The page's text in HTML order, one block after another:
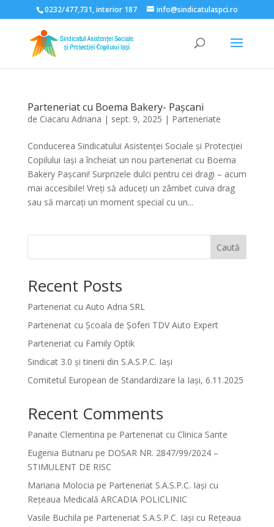
Deschide bara de unelte
0232/477,731, interior 187 info@sindicatulaspci.ro
Parteneriat cu Boema Bakery- Pașcani
de Ciacaru Adriana | sept. 9, 2025 | Parteneriate
Conducerea Sindicatului Asistenței Sociale și Protecției
Copilului Iași a încheiat un nou parteneriat cu Boema
Bakery Pașcani! Surprizele dulci pentru cei dragi – acum
mai accesibile! Vreți să aduceți un zâmbet cuiva drag
sau să marcați un moment special cu un...
Caută
Recent Posts
Parteneriat cu Auto Adria SRL
Parteneriat cu Școala de Șoferi TDV Auto Expert
Parteneriat cu Family Optik
Sindicat 3.0 și tinerii din S.A.S.P.C. Iași
Comitetul European de Standardizare la Iași, 6.11.2025
Recent Comments
Panaite Clementina pe Parteneriat cu Clinica Sante
Eugenia Butnaru pe DOSAR NR. 2847/99/2024 –
STIMULENT DE RISC
Mariana Molocia pe Parteneriat S.A.S.P.C. Iași cu
Rețeaua Medicală ARCADIA POLICLINIC
Vasile Buchila pe Parteneriat S.A.S.P.C. Iași cu Rețeaua